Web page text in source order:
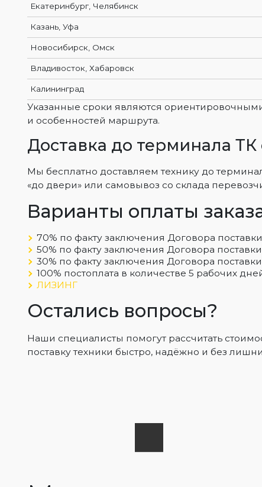
Екатеринбург, Челябинск
Казань, Уфа
Новосибирск, Омск
Владивосток, Хабаровск
Калининград
Указанные сроки являются
и особенностей маршрута.
Доставка до терминала
Мы бесплатно доставляем технику до
«до двери» или самовывоз со склада
Варианты оплаты
70% по факту заключения Договора
50% по факту заключения Договора
30% по факту заключения Договора
100% постоплата в количестве 5 рабочих
ЛИЗИНГ
Остались вопросы?
Наши специалисты помогут рассчитать
поставку техники быстро, надёжно и без